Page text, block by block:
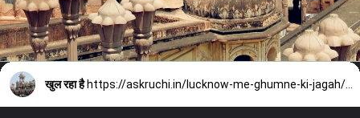
खुल रहा है